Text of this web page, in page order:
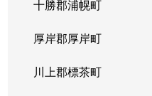
十勝郡浦幌町
厚岸郡厚岸町
川上郡標茶町